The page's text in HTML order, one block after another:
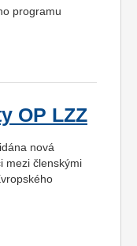
programu
OP LZZ
nová
mezi členskými